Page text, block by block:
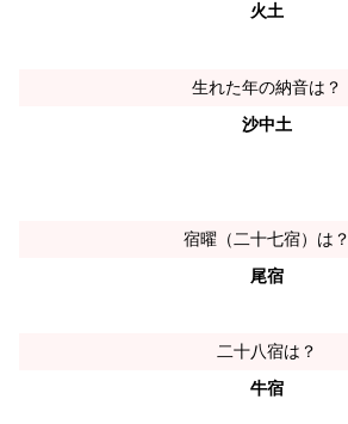
火土
生れた年の納音は？
沙中土
宿曜（二十七宿）は？
尾宿
二十八宿は？
牛宿